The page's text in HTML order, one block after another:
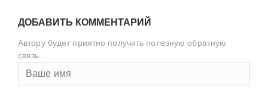
ДОБАВИТЬ КОММЕНТАРИЙ
Автору будет приятно получить полезную обратную
связь.